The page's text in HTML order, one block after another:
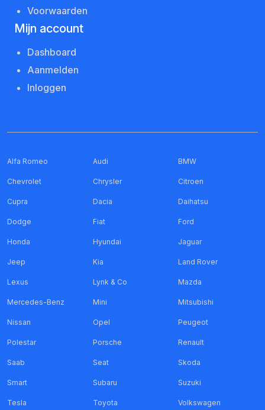
Voorwaarden
Mijn account
Dashboard
Aanmelden
Inloggen
Alfa Romeo Audi BMW
Chevrolet Chrysler Citroen
Cupra Dacia Daihatsu
Dodge Fiat Ford
Honda Hyundai Jaguar
Jeep Kia Land Rover
Lexus Lynk & Co Mazda
Mercedes-Benz Mini Mitsubishi
Nissan Opel Peugeot
Polestar Porsche Renault
Saab Seat Skoda
Smart Subaru Suzuki
Tesla Toyota Volkswagen